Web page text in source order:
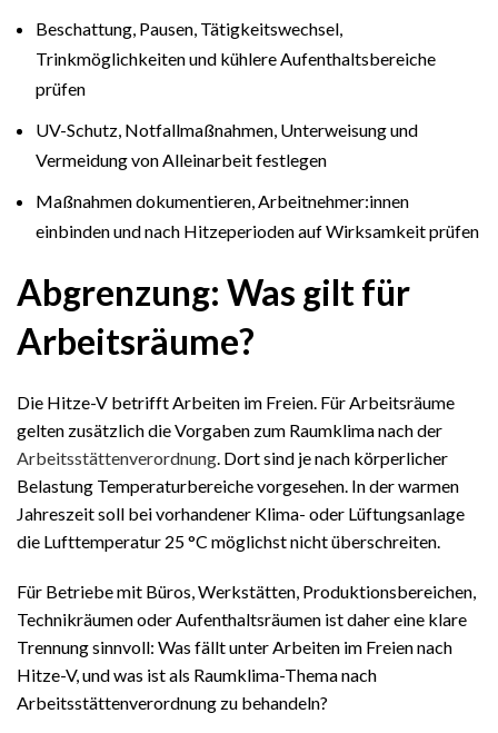
Beschattung, Pausen, Tätigkeitswechsel,
Trinkmöglichkeiten und kühlere Aufenthaltsbereiche
prüfen
UV-Schutz, Notfallmaßnahmen, Unterweisung und
Vermeidung von Alleinarbeit festlegen
Maßnahmen dokumentieren, Arbeitnehmer:innen
einbinden und nach Hitzeperioden auf Wirksamkeit prüfen
Abgrenzung: Was gilt für
Arbeitsräume?
Die Hitze-V betrifft Arbeiten im Freien. Für Arbeitsräume
gelten zusätzlich die Vorgaben zum Raumklima nach der
Arbeitsstättenverordnung. Dort sind je nach körperlicher
Belastung Temperaturbereiche vorgesehen. In der warmen
Jahreszeit soll bei vorhandener Klima- oder Lüftungsanlage
die Lufttemperatur 25 °C möglichst nicht überschreiten.
Für Betriebe mit Büros, Werkstätten, Produktionsbereichen,
Technikräumen oder Aufenthaltsräumen ist daher eine klare
Trennung sinnvoll: Was fällt unter Arbeiten im Freien nach
Hitze-V, und was ist als Raumklima-Thema nach
Arbeitsstättenverordnung zu behandeln?